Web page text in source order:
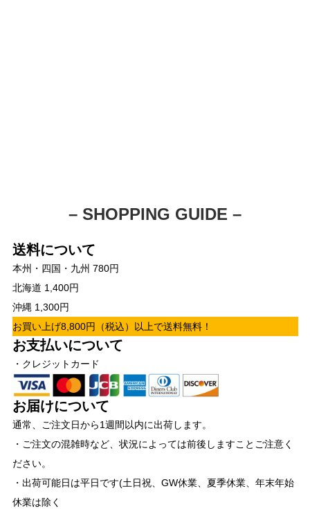
– SHOPPING GUIDE –
送料について
本州・四国・九州 780円
北海道 1,400円
沖縄 1,300円
お買い上げ8,800円（税込）以上で送料無料！
お支払いについて
・クレジットカード
お届けについて
通常、ご注文日から1週間以内に出荷します。
・ご注文の混雑時など、状況によっては前後しますことご注意く
ださい。
・出荷可能日は平日です(土日祝、GW休業、夏季休業、年末年始
休業は除く